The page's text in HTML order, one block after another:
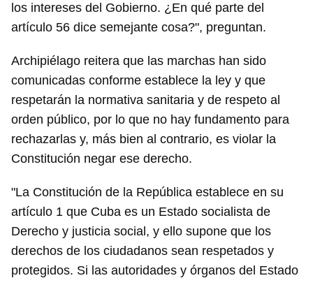
los intereses del Gobierno. ¿En qué parte del
artículo 56 dice semejante cosa?", preguntan.
Archipiélago reitera que las marchas han sido
comunicadas conforme establece la ley y que
respetarán la normativa sanitaria y de respeto al
orden público, por lo que no hay fundamento para
rechazarlas y, más bien al contrario, es violar la
Constitución negar ese derecho.
"La Constitución de la República establece en su
artículo 1 que Cuba es un Estado socialista de
Derecho y justicia social, y ello supone que los
derechos de los ciudadanos sean respetados y
protegidos. Si las autoridades y órganos del Estado